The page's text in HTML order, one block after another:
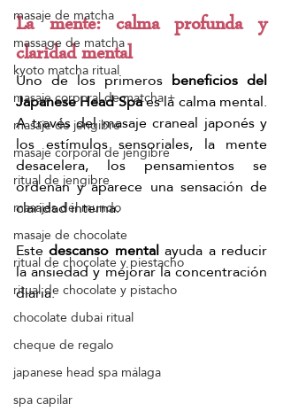
masaje de matcha
massage de matcha
kyoto matcha ritual
masaje corporal de matcha +
masaje de jengibre
masaje corporal de jengibre
ritual de jengibre
masajes del mundo
masaje de chocolate
ritual de chocolate y piestacho
ritual de chocolate y pistacho
chocolate dubai ritual
cheque de regalo
japanese head spa málaga
spa capilar
La mente: calma profunda y
claridad mental
Uno de los primeros beneficios del
Japanese Head Spa es la calma mental.
A través del masaje craneal japonés y
los estímulos sensoriales, la mente
desacelera, los pensamientos se
ordenan y aparece una sensación de
claridad interna.
Este descanso mental ayuda a reducir
la ansiedad y mejorar la concentración
diaria.